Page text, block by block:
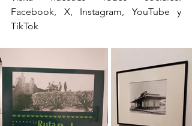
Facebook, X, Instagram, YouTube y
TikTok